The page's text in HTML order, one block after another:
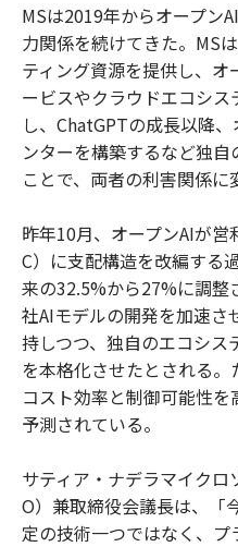
MSは2019年からオープン
力関係を続けてきた。MS
ティング資源を提供し、
ービスやクラウドエコシ
し、ChatGPTの成長以降
ンターを構築するなど独
ことで、両者の利害関係に
昨年10月、オープンAIが
C）に支配構造を改編する
来の32.5%から27%に調整
社AIモデルの開発を加速さ
持しつつ、独自のエコシ
を本格化させたとされる
コスト効率と制御可能性
予測されている。
サティア・ナデラマイクロ
O）兼取締役会議長は、「
定の技術一つではなく、